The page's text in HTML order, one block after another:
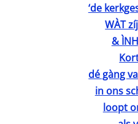
‘de
WÀT
&
dé gàng
in ons
loopt